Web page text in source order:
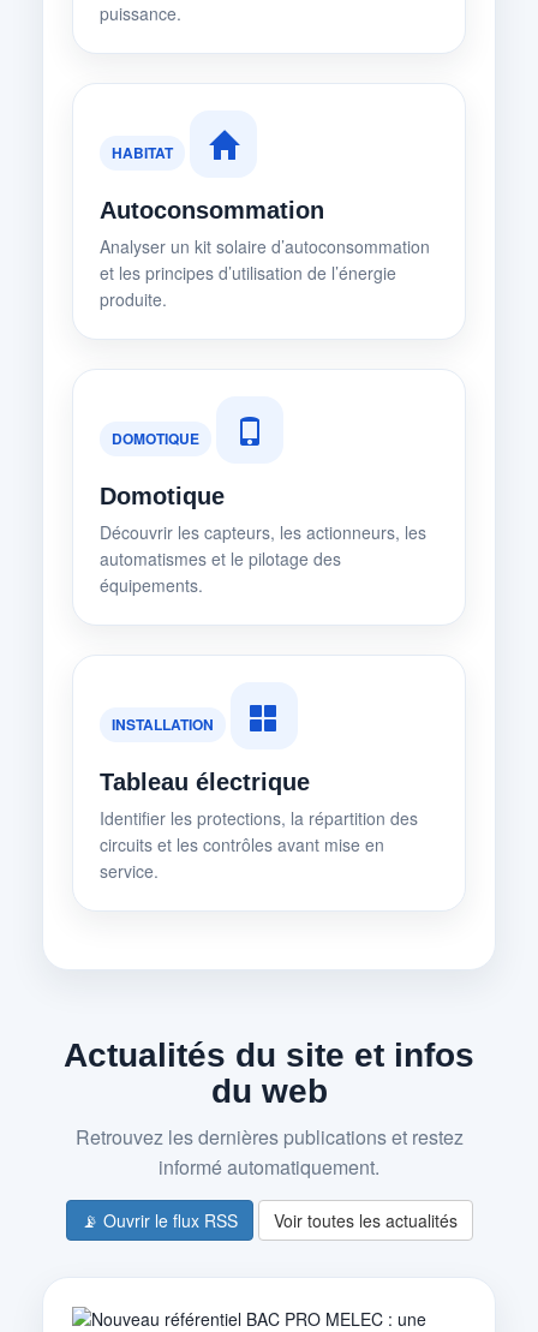
puissance.
HABITAT
Autoconsommation
Analyser un kit solaire d’autoconsommation
et les principes d’utilisation de l’énergie
produite.
DOMOTIQUE
Domotique
Découvrir les capteurs, les actionneurs, les
automatismes et le pilotage des
équipements.
INSTALLATION
Tableau électrique
Identifier les protections, la répartition des
circuits et les contrôles avant mise en
service.
Actualités du site et infos
du web
Retrouvez les dernières publications et restez
informé automatiquement.
📡 Ouvrir le flux RSS Voir toutes les actualités